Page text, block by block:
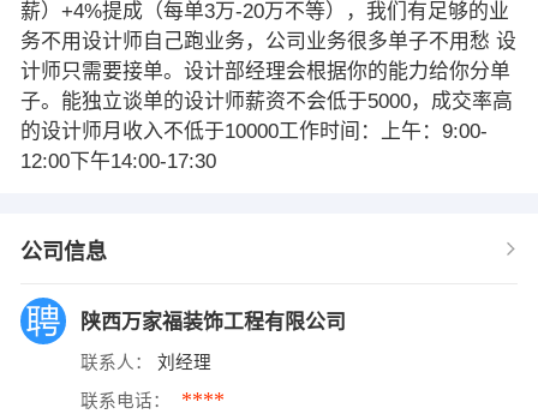
薪）+4%提成（每单3万-20万不等），我们有足够的业
务不用设计师自己跑业务，公司业务很多单子不用愁 设
计师只需要接单。设计部经理会根据你的能力给你分单
子。能独立谈单的设计师薪资不会低于5000，成交率高
的设计师月收入不低于10000工作时间：上午：9:00-
12:00下午14:00-17:30
公司信息
陕西万家福装饰工程有限公司
联系人： 刘经理
联系电话： ****